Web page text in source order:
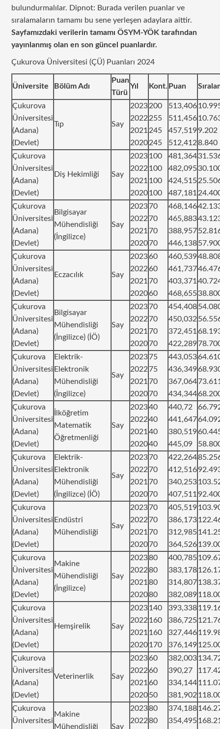
bulundurmalılar. Dipnot: Burada verilen puanlar ve
sıralamaların tamamı bu sene yerleşen adaylara aittir.
Sayfamızdaki verilerin tamamı ÖSYM-YÖK tarafından
yayınlanmış olan en son güncel puanlardır.
Çukurova Üniversitesi (ÇÜ) Puanları 2024
Üniversite Bölüm Adı
Puan
Türü
Yıl Kont. Puan
Çukurova
Üniversitesi
(Adana)
(Devlet)
Tıp Say
2023
2022
2021
2020
200
255
245
245
513,406
511,456
457,519
512,412
9.202
8.840
Çukurova
Üniversitesi
(Adana)
(Devlet)
Diş Hekimliği Say
2023
2022
2021
2020
100
100
100
100
481,364
482,095
424,515
487,181
Çukurova
Üniversitesi
(Adana)
(Devlet)
Bilgisayar
Mühendisliği
(İngilizce)
Say
2023
2022
2021
2020
70
70
70
70
468,146
465,883
388,957
446,138
Çukurova
Üniversitesi
(Adana)
(Devlet)
Eczacılık Say
2023
2022
2021
2020
60
60
70
60
460,539
461,737
403,371
468,655
Çukurova
Üniversitesi
(Adana)
(Devlet)
Bilgisayar
Mühendisliği
(İngilizce) (İÖ)
Say
2023
2022
2021
2020
70
70
70
70
454,408
450,032
372,451
422,289
Çukurova
Üniversitesi
(Adana)
(Devlet)
Elektrik-
Elektronik
Mühendisliği
(İngilizce)
Say
2023
2022
2021
2020
75
75
70
70
443,053
436,349
367,064
434,344
Çukurova
Üniversitesi
(Adana)
(Devlet)
İlköğretim
Matematik
Öğretmenliği
Say
2023
2022
2021
2020
40
40
40
40
440,72
441,647
380,519
445,09
Çukurova
Üniversitesi
(Adana)
(Devlet)
Elektrik-
Elektronik
Mühendisliği
(İngilizce) (İÖ)
Say
2023
2022
2021
2020
70
70
70
70
422,264
412,516
340,253
407,511
Çukurova
Üniversitesi
(Adana)
(Devlet)
Endüstri
Mühendisliği
Say
2023
2022
2021
2020
70
70
70
70
405,519
386,173
312,985
364,526
Çukurova
Üniversitesi
(Adana)
(Devlet)
Makine
Mühendisliği
(İngilizce)
Say
2023
2022
2021
2020
80
80
80
80
400,785
383,178
314,807
382,089
Çukurova
Üniversitesi
(Adana)
(Devlet)
Hemşirelik Say
2023
2022
2021
2020
140
160
160
170
393,338
386,725
327,446
376,149
Çukurova
Üniversitesi
(Adana)
(Devlet)
Veterinerlik Say
2023
2022
2021
2020
60
60
60
50
382,003
390,27
334,144
381,902
Çukurova
Üniversitesi
Makine
Mühendisliği
Say
2023
2022
80
80
374,188
354,495